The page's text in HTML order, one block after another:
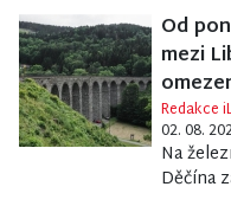
Od
mezi
Redakce
02. 08.
Na
Děčína